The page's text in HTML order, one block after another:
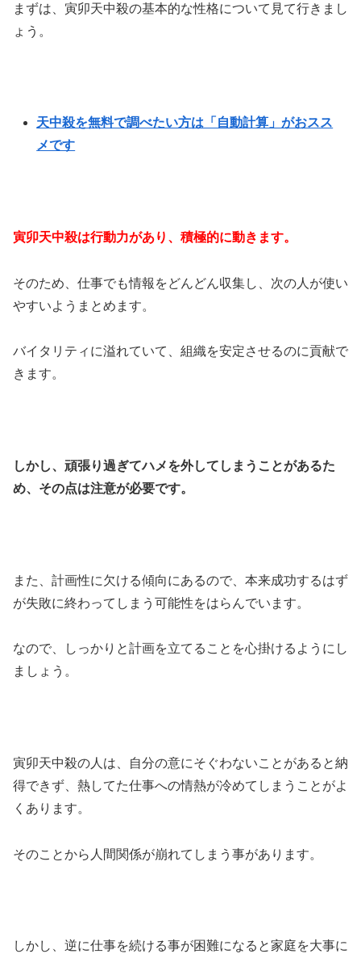
まずは、寅卯天中殺の基本的な性格について見て行きまし
ょう。
天中殺を無料で調べたい方は「自動計算」がおスス
メです
寅卯天中殺は行動力があり、積極的に動きます。
そのため、仕事でも情報をどんどん収集し、次の人が使い
やすいようまとめます。
バイタリティに溢れていて、組織を安定させるのに貢献で
きます。
しかし、頑張り過ぎてハメを外してしまうことがあるた
め、その点は注意が必要です。
また、計画性に欠ける傾向にあるので、本来成功するはず
が失敗に終わってしまう可能性をはらんでいます。
なので、しっかりと計画を立てることを心掛けるようにし
ましょう。
寅卯天中殺の人は、自分の意にそぐわないことがあると納
得できず、熱してた仕事への情熱が冷めてしまうことがよ
くあります。
そのことから人間関係が崩れてしまう事があります。
しかし、逆に仕事を続ける事が困難になると家庭を大事に